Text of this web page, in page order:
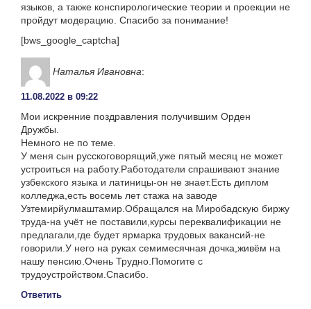
языков, а также конспирологические теории и проекции не
пройдут модерацию. Спасибо за понимание!
[bws_google_captcha]
Наталья Ивановна:
11.08.2022 в 09:22
Мои искренние поздравления получившим Орден
Дружбы.
Немного не по теме.
У меня сын русскоговорящий,уже пятый месяц не может
устроиться на работу.Работодатели спрашивают знание
узбекского языка и латиницы-он не знает.Есть диплом
колледжа,есть восемь лет стажа на заводе
Узтемирйулмаштамир.Обращался на Миробадскую биржу
труда-на учёт не поставили,курсы переквалификации не
предлагали,где будет ярмарка трудовых вакансий-не
говорили.У него на руках семимесячная дочка,живём на
нашу пенсию.Очень Трудно.Помогите с
трудоустройством.Спасибо.
Ответить